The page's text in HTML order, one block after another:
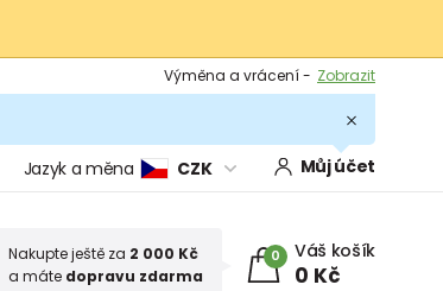
Výměna a vrácení - Zobrazit
Jazyk a měna CZK Můj účet
Nakupte ještě za 2 000 Kč
a máte dopravu zdarma
0 Váš košík
0 Kč